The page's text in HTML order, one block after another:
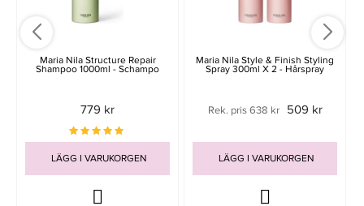
Maria Nila Structure Repair
Shampoo 1000ml - Schampo
779 kr
LÄGG I VARUKORGEN
Maria Nila Style & Finish Styling
Spray 300ml X 2 - Hårspray
Rek. pris 638 kr 509 kr
LÄGG I VARUKORGEN